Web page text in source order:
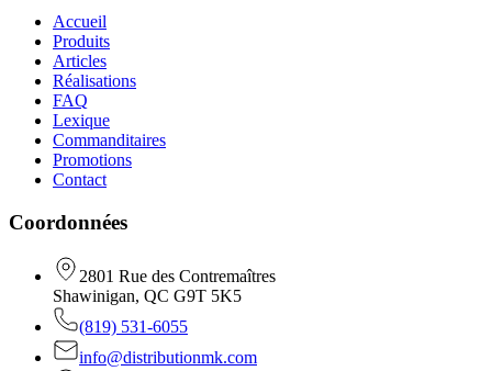
Accueil
Produits
Articles
Réalisations
FAQ
Lexique
Commanditaires
Promotions
Contact
Coordonnées
2801 Rue des Contremaîtres
Shawinigan, QC G9T 5K5
(819) 531-6055
info@distributionmk.com